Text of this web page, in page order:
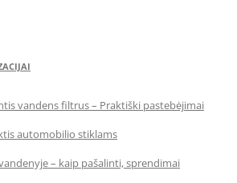
vandens filtrus – Praktiški pastebėjimai
automobilio stiklams
– kaip pašalinti, sprendimai